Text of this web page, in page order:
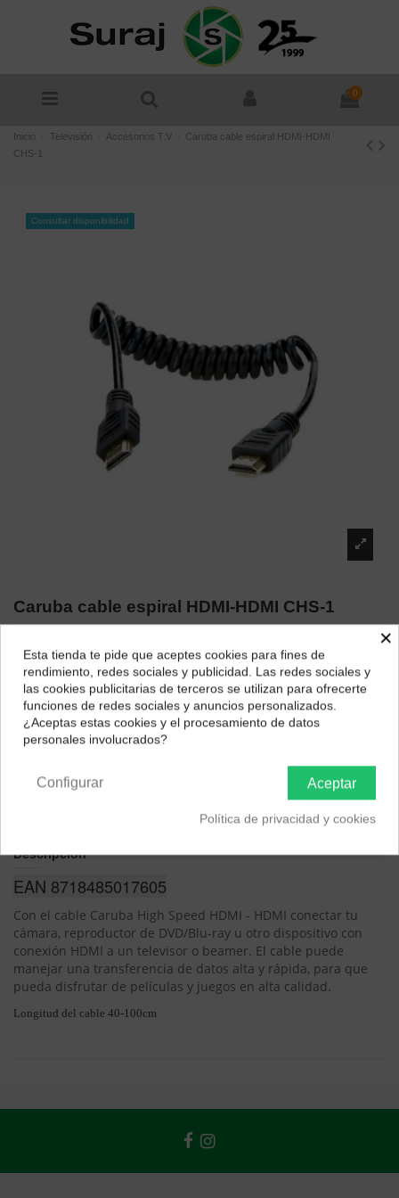
0
Inicio Televisión Accesorios T.V
Caruba cable espiral HDMI-HDMI
CHS-1
Consultar disponibilidad
Caruba cable espiral HDMI-HDMI CHS-1
14,54 €
Descripción
EAN 8718485017605
Con el cable Caruba High Speed ​​HDMI - HDMI conectar tu
cámara, reproductor de DVD/Blu-ray u otro dispositivo con
conexión HDMI a un televisor o beamer. El cable puede
manejar una transferencia de datos alta y rápida, para que
pueda disfrutar de películas y juegos en alta calidad.
Longitud del cable 40-100cm
¿Dónde deseas recibir tu pedido?
Selecciona tu ubicación para mostrarte los precios e
impuestos correctos para tu región.
×
Esta tienda te pide que aceptes cookies para fines de
rendimiento, redes sociales y publicidad. Las redes sociales y
las cookies publicitarias de terceros se utilizan para ofrecerte
funciones de redes sociales y anuncios personalizados.
¿Aceptas estas cookies y el procesamiento de datos
personales involucrados?
Aceptar
Configurar
Política de privacidad y cookies